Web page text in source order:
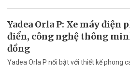
Yadea Orla P: Xe máy điện
điển, công nghệ thông
đồng
Yadea Orla P nổi bật với thiết kế phong